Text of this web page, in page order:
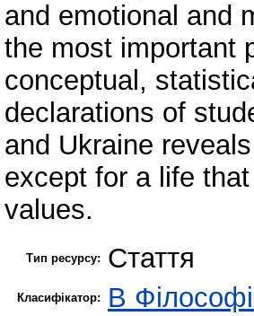
and emotional and
the most important
conceptual,
declarations of
and Ukraine
except for a life
values.
Тип ресурсу: Стаття
Класифікатор: B